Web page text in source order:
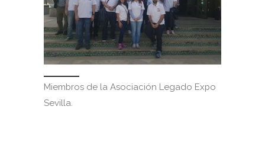
Miembros de la Asociación Legado Expo
Sevilla.